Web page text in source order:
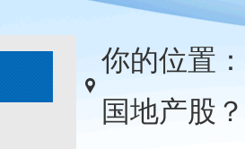
你的位置：
国地产股？